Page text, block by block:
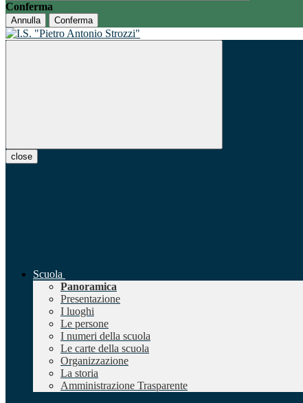
Conferma
Annulla Conferma
close
Scuola
Panoramica
Presentazione
I luoghi
Le persone
I numeri della scuola
Le carte della scuola
Organizzazione
La storia
Amministrazione Trasparente